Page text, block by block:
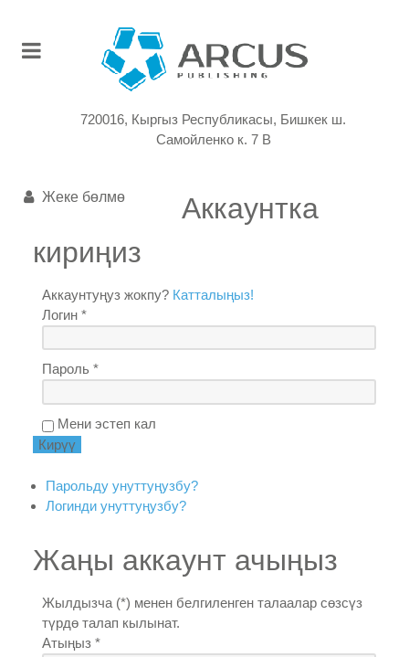
720016, Кыргыз Республикасы, Бишкек ш.
Самойленко к. 7 В
Жеке бөлмө
Аккаунтка
кириңиз
Аккаунтуңуз жокпу? Катталыңыз!
Логин *
Пароль *
Мени эстеп кал
Парольду унуттуңузбу?
Логинди унуттуңузбу?
Жаңы аккаунт ачыңыз
Жылдызча (*) менен белгиленген талаалар сөзсүз
түрдө талап кылынат.
Атыңыз *